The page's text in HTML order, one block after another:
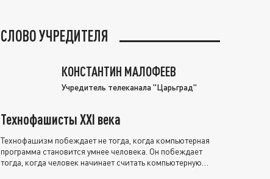
СЛОВО УЧРЕДИТЕЛЯ
КОНСТАНТИН МАЛОФЕЕВ
Учредитель телеканала "Царьград"
Технофашисты XXI века
Технофашизм побеждает не тогда, когда компьютерная
программа становится умнее человека. Он побеждает
тогда, когда человек начинает считать компьютерную